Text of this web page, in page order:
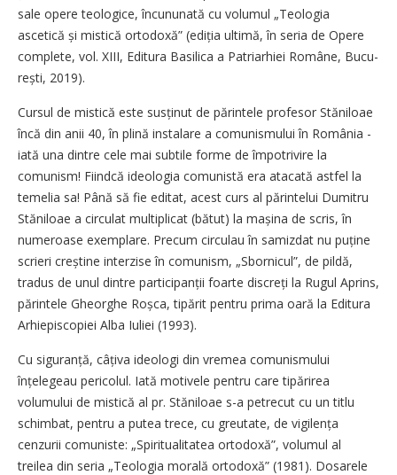
sale opere teologice, încununată cu volumul „Teologia
ascetică și mistică ortodoxă” (ediția ultimă, în seria de Opere
complete, vol. XIII, ­E­di­tura Basilica a Patriarhiei Române, Bu­cu­
rești, 2019).
Cursul de mistică este susținut de părintele profesor Stăniloae
încă din anii 40, în plină instalare a comunismului în România -
iată una dintre cele mai subtile forme de împotrivire la
comunism! Fiindcă ideologia comunistă era atacată astfel la
temelia sa! Până să fie editat, acest curs al părintelui Dumitru
Stăniloae a circulat multiplicat (bătut) la mașina de scris, în
numeroase exemplare. Precum circulau în samizdat nu puține
scrieri creștine interzise în comunism, „Sbornicul”, de pildă,
tradus de unul dintre parti­cipanții foarte discreți la Rugul Aprins,
părintele Gheorghe Roșca, tipărit pentru prima oară la Editura
Arhi­episcopiei Alba Iuliei (1993).
Cu siguranță, câțiva ideologi din vremea comunismului
înțelegeau pericolul. Iată motivele pentru care tipărirea
volumului de mistică al pr. Stăniloae s-a petrecut cu un titlu
schimbat, pentru a putea trece, cu greutate, de vigilența
cenzurii comuniste: „Spiritualitatea ortodoxă”, volumul al
treilea din seria „Teologia morală ortodoxă” (1981). Dosarele